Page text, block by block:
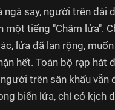
ngà say, người trên đài
một tiếng "Châm lửa".
lửa đã lan rộng,
hết. Toàn bộ rạp hát
trên sân khấu vẫn
biển lửa, chỉ có kịch